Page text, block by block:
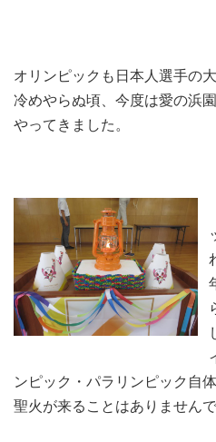
オリンピックも日本人選手の
冷めやらぬ頃、今度は愛の浜
やってきました。
ンピック・パラリンピック自
聖火が来ることはありませんで